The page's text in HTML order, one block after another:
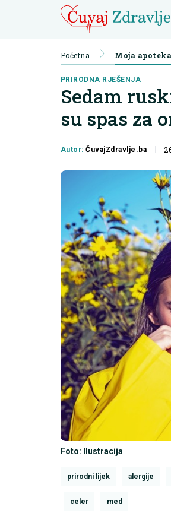
Početna Moja apoteka
PRIRODNA RJEŠENJA
Sedam
su spas za
Autor:ČuvajZdravlje.ba
Foto: Ilustracija
prirodni lijek alergije
celer med